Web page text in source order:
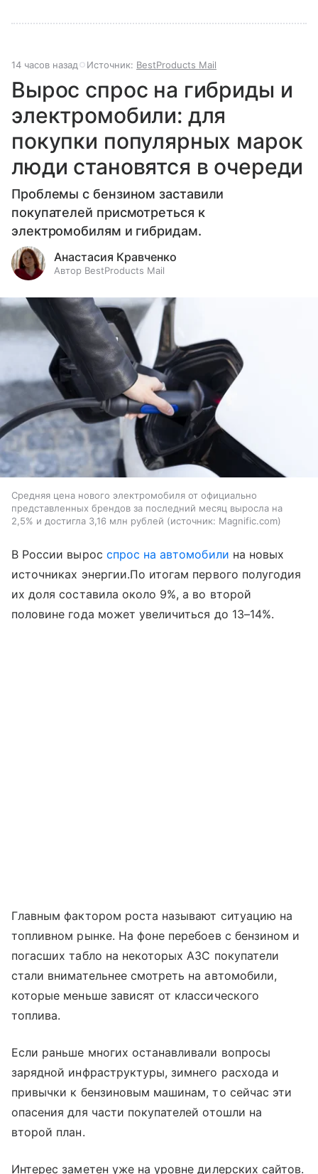
14 часов назад Источник: BestProducts Mail
Вырос спрос на гибриды и
электромобили: для
покупки популярных марок
люди становятся в очереди
Проблемы с бензином заставили
покупателей присмотреться к
электромобилям и гибридам.
Анастасия Кравченко
Автор BestProducts Mail
Средняя цена нового электромобиля от официально
представленных брендов за последний месяц выросла на
2,5% и достигла 3,16 млн рублей
источник: Magnific.com
В России вырос спрос на автомобили на новых
источниках энергии.По итогам первого полугодия
их доля составила около 9%, а во второй
половине года может увеличиться до 13–14%.
Главным фактором роста называют ситуацию на
топливном рынке. На фоне перебоев с бензином и
погасших табло на некоторых АЗС покупатели
стали внимательнее смотреть на автомобили,
которые меньше зависят от классического
топлива.
Если раньше многих останавливали вопросы
зарядной инфраструктуры, зимнего расхода и
привычки к бензиновым машинам, то сейчас эти
опасения для части покупателей отошли на
второй план.
Интерес заметен уже на уровне дилерских сайтов.